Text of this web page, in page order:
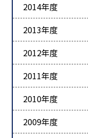
2014年度
2013年度
2012年度
2011年度
2010年度
2009年度